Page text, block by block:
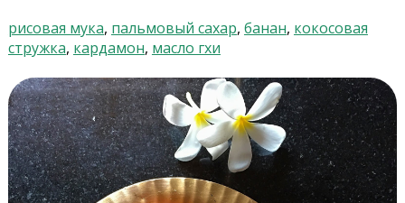
рисовая мука, пальмовый сахар, банан, кокосовая
стружка, кардамон, масло гхи